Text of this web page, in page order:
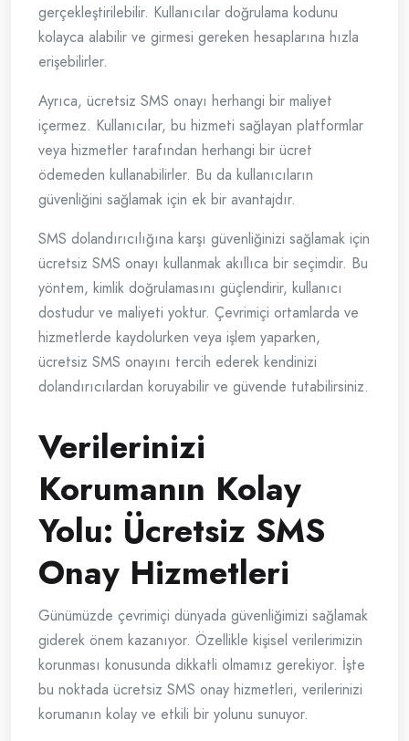
gerçekleştirilebilir. Kullanıcılar doğrulama kodunu
kolayca alabilir ve girmesi gereken hesaplarına hızla
erişebilirler.
Ayrıca, ücretsiz SMS onayı herhangi bir maliyet
içermez. Kullanıcılar, bu hizmeti sağlayan platformlar
veya hizmetler tarafından herhangi bir ücret
ödemeden kullanabilirler. Bu da kullanıcıların
güvenliğini sağlamak için ek bir avantajdır.
SMS dolandırıcılığına karşı güvenliğinizi sağlamak için
ücretsiz SMS onayı kullanmak akıllıca bir seçimdir. Bu
yöntem, kimlik doğrulamasını güçlendirir, kullanıcı
dostudur ve maliyeti yoktur. Çevrimiçi ortamlarda ve
hizmetlerde kaydolurken veya işlem yaparken,
ücretsiz SMS onayını tercih ederek kendinizi
dolandırıcılardan koruyabilir ve güvende tutabilirsiniz.
Verilerinizi
Korumanın Kolay
Yolu: Ücretsiz SMS
Onay Hizmetleri
Günümüzde çevrimiçi dünyada güvenliğimizi sağlamak
giderek önem kazanıyor. Özellikle kişisel verilerimizin
korunması konusunda dikkatli olmamız gerekiyor. İşte
bu noktada ücretsiz SMS onay hizmetleri, verilerinizi
korumanın kolay ve etkili bir yolunu sunuyor.